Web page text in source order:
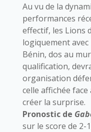
Au vu de la
performances
effectif, les Lions
logiquement avec
Bénin, dos au
qualification,
organisation
celle affichée
créer la surprise.
Pronostic de
sur le score de 2-